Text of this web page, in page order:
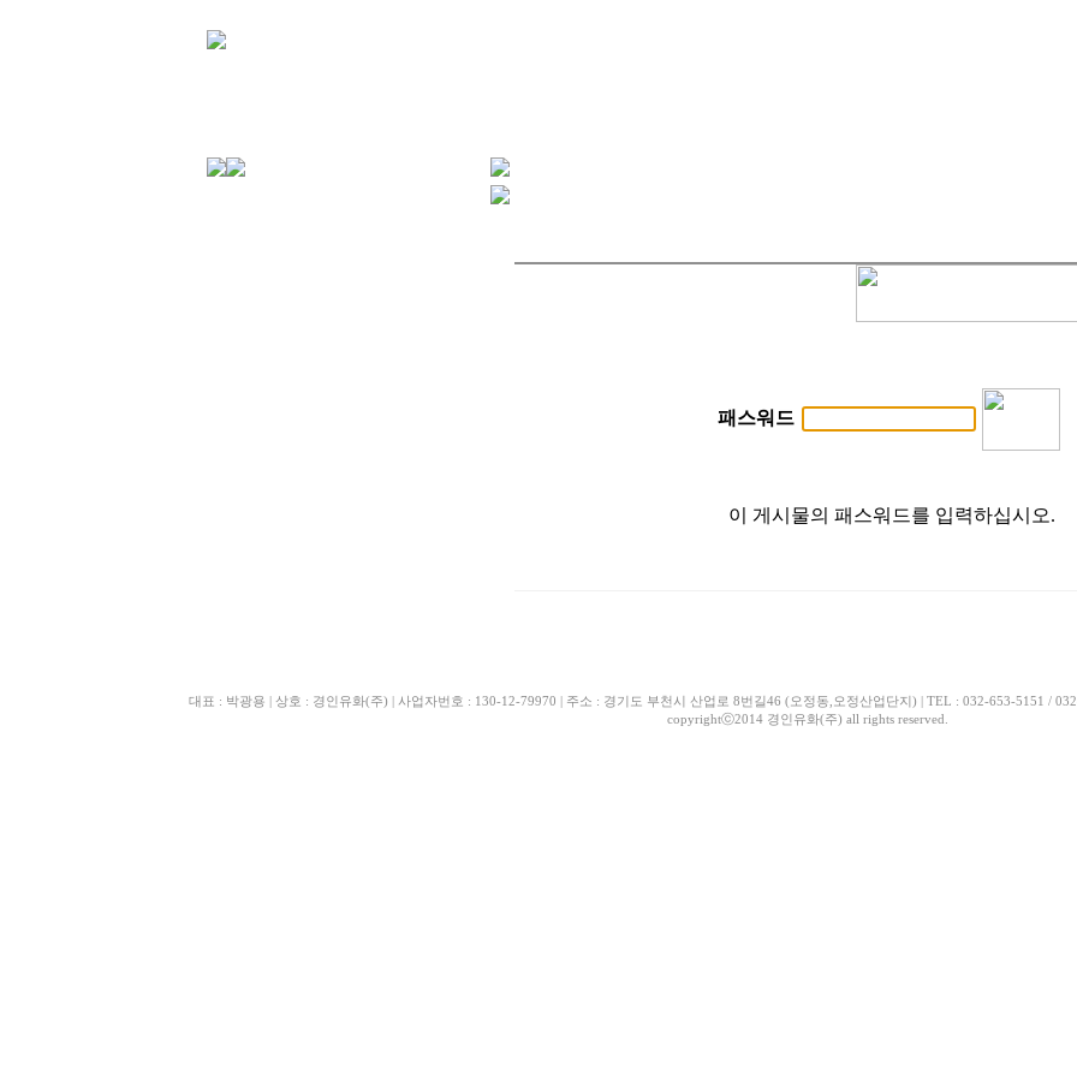
패스워드
이 게시물의 패스워드를 입력하십시오.
대표 : 박광용 | 상호 : 경인유화(주) | 사업자번호 : 130-12-79970 | 주소 : 경기도 부천시 산업로 8번길46 (오정동,오정산업단지) | TEL : 032-653-5151 /
copyrightⓒ2014 경인유화(주) all rights reserved.